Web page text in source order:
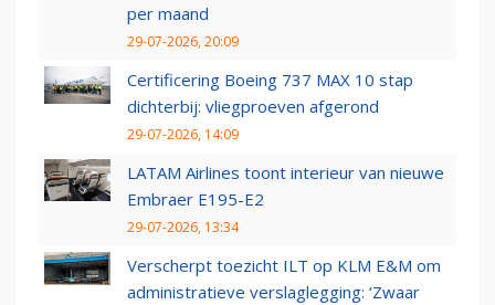
per maand
29-07-2026, 20:09
Certificering Boeing 737 MAX 10 stap
dichterbij: vliegproeven afgerond
29-07-2026, 14:09
LATAM Airlines toont interieur van nieuwe
Embraer E195-E2
29-07-2026, 13:34
Verscherpt toezicht ILT op KLM E&M om
administratieve verslaglegging: ‘Zwaar